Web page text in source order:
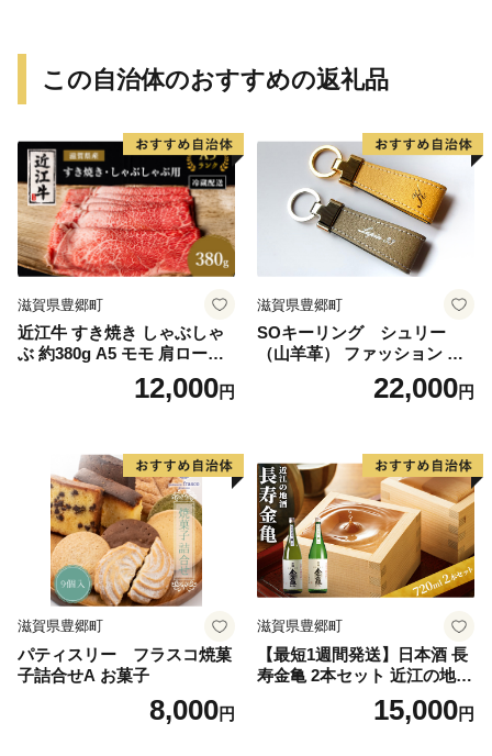
この自治体のおすすめの返礼品
滋賀県豊郷町
近江牛 すき焼き しゃぶしゃ
ぶ 約380g A5 モモ 肩ロース
肉の千石屋 牛肉 黒毛和牛
12,000円
滋賀県豊郷町
SOキーリング シュリー
（山羊革） ファッション 小
物 アクセサリー 雑貨 日用品
文房具 レザー 高級革 名入れ
22,000円
滋賀県豊郷町
パティスリー フラスコ焼菓
子詰合せA お菓子
8,000円
滋賀県豊郷町
【最短1週間発送】日本酒 長
寿金亀 2本セット 近江の地酒
酒 お酒 地酒 アルコール セッ
15,000円